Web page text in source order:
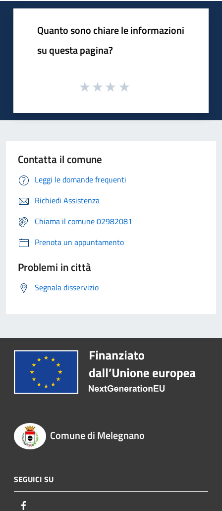
Quanto sono chiare le informazioni
su questa pagina?
Contatta il comune
Leggi le domande frequenti
Richiedi Assistenza
Chiama il comune 02982081
Prenota un appuntamento
Problemi in città
Segnala disservizio
Comune di Melegnano
SEGUICI SU